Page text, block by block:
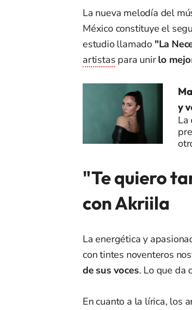
La nueva melodía del
México constituye el
estudio llamado "La
artistas para unirlo
y
La
"Te quiero
con Akriila
La energética y
con tintes noventeros
de sus voces. Lo que da
En cuanto a la lírica, los